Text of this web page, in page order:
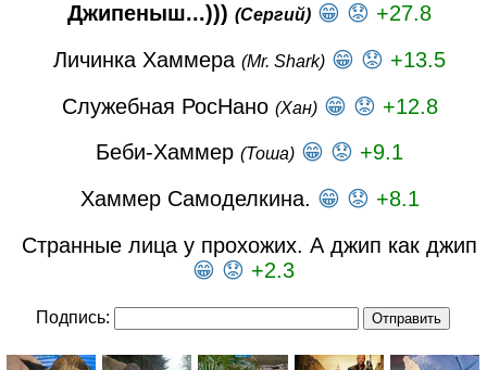
Джипеныш...))) (Сергий) 😁 😟 +27.8
Личинка Хаммера (Mr. Shark) 😁 😟 +13.5
Служебная РосНано (Хан) 😁 😟 +12.8
Беби-Хаммер (Тоша) 😁 😟 +9.1
Хаммер Самоделкина. 😁 😟 +8.1
Странные лица у прохожих. А джип как джип
😁 😟 +2.3
Подпись: